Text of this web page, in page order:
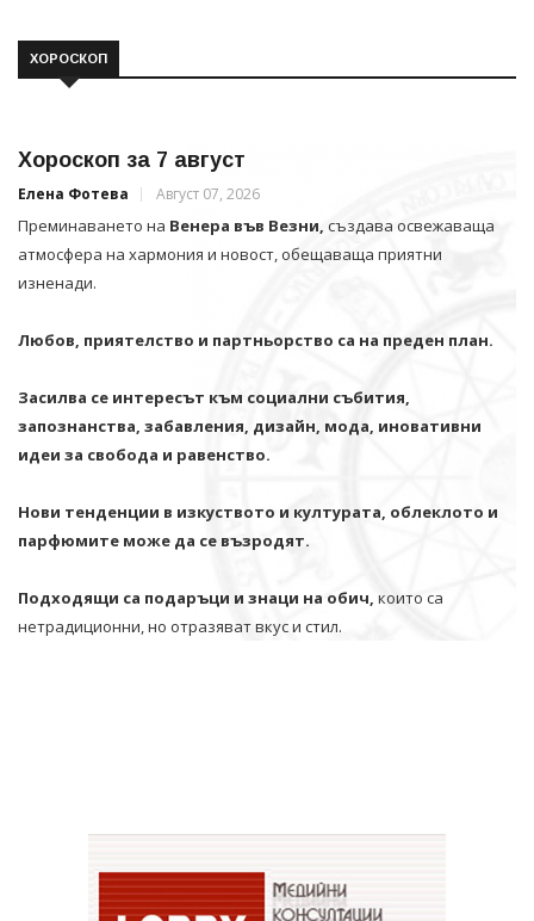
ХОРОСКОП
Хороскоп за 7 август
Елена Фотева Август 07, 2026
Преминаването на Венера във Везни, създава освежаваща
атмосфера на хармония и новост, обещаваща приятни
изненади.
Любов, приятелство и партньорство са на преден план.
Засилва се интересът към социални събития,
запознанства, забавления, дизайн, мода, иновативни
идеи за свобода и равенство.
Нови тенденции в изкуството и културата, облеклото и
парфюмите може да се възродят.
Подходящи са подаръци и знаци на обич, които са
нетрадиционни, но отразяват вкус и стил.